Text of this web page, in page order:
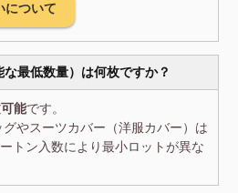
について
最低数量）は何枚ですか？
能です。
やスーツカバー（洋服カバー）は
トン入数により最小ロットが異な